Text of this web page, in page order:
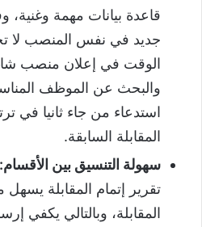
قاعدة بيانات مهمة
جديد في نفس المنصب لا
الوقت في إعلان منصب
والبحث عن الموظف
استدعاء من جاء ثانيا في
المقابلة السابقة.
سهولة التنسيق بين الأقسام:
تقرير إتمام المقابلة
المقابلة، وبالتالي يكفي